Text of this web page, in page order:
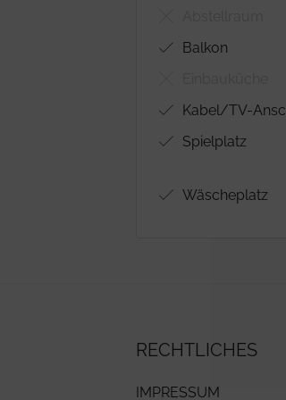
Balkon
Kabel/TV-
Spielplatz
Wäscheplatz
RECHTLICHES
IMPRESSUM